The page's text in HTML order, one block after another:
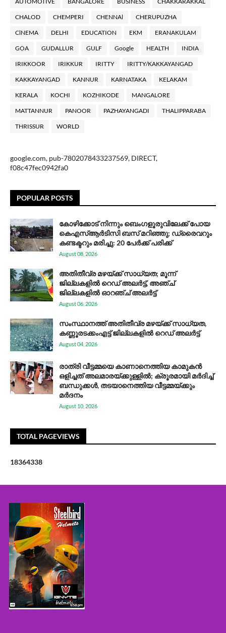
CHALOD CHEMPERI CHENNAl CHERUPUZHA
ClNEMA DELHI EDUCATION EKM ERANAKULAM
GOA GUDALLUR GULF Google HEALTH INDIA
IRIKKOOR IRIKKUR IRITTY IRITTY/KAKKAYANGAD
KAKKAYANGAD KANNUR KARNATAKA KELAKAM
KERALA KOCHI KOZHIKODE MANGALORE
MATTANNUR PANOOR PAZHAYANGADI THALIPPARABA
THRISSUR WORLD
google.com, pub-7802078433237569, DIRECT,
f08c47fec0942fa0
POPULAR POSTS
കോഴിക്കോട് നിന്നും ബെംഗളൂരുവിലേക്ക് പോയ
കെഎസ്ആര്‍ടിസി ബസ് മറിഞ്ഞു; ഡ്രൈവറും
കണ്ടക്ടറും മരിച്ചു: 20 പേര്‍ക്ക് പരിക്ക്
August 08, 2026
അതിതീവ്ര മഴയ്ക്ക് സാധ്യത; മൂന്ന്
ജില്ലകളിൽ റെഡ് അലർട്ട്, അഞ്ച്
ജില്ലകളിൽ ഓറഞ്ച് അലർട്ട്
August 06, 2026
സം​സ്ഥാ​ന​ത്ത് അ​തി​തീ​വ്ര മ​ഴ​യ്ക്ക് സാ​ധ്യ​ത,
കണ്ണൂരടക്കംഎ​ട്ട് ജി​ല്ല​ക​ളി​ൽ റെ​ഡ് അ​ലർ​ട്ട്
August 04, 2026
രാത്രി വീട്ടമ്മയെ കാണാനെത്തിയ കാമുകൻ
ഒളിച്ചത് അലമാരയ്ക്കുള്ളിൽ; ക്രൂരമായി മർദിച്ച്
ബന്ധുക്കൾ, തടയാനെത്തിയ വീട്ടമ്മയ്ക്കും
മർദനം
August 10, 2026
TOTAL PAGEVIEWS
18364338